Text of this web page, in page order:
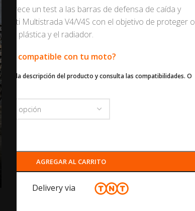
ofrece un test a las barras de defensa de caída y
Multistrada V4/V4S con el objetivo de proteger o
la plástica y el radiador.
es compatible con tu moto?
en la descripción del producto y consulta las compatibilidades. O
AGREGAR AL CARRITO
Delivery via